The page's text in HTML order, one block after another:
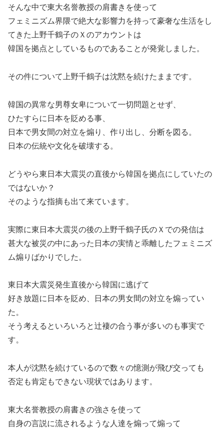
そんな中で東大名誉教授の肩書きを使って
フェミニズム界隈で絶大な影響力を持って豪奢な生活をし
てきた上野千鶴子のＸのアカウントは
韓国を拠点としているものであることが発覚しました。
その件について上野千鶴子は沈黙を続けたままです。
韓国の異常な男尊女卑について一切問題とせず、
ひたすらに日本を貶める事、
日本で男女間の対立を煽り、作り出し、分断を図る。
日本の伝統や文化を破壊する。
どうやら東日本大震災の直後から韓国を拠点にしていたの
ではないか？
そのような指摘も出て来ています。
実際に東日本大震災の後の上野千鶴子氏のＸでの発信は
甚大な被災の中にあった日本の実情と乖離したフェミニズ
ム煽りばかりでした。
東日本大震災発生直後から韓国に逃げて
好き放題に日本を貶め、日本の男女間の対立を煽ってい
た。
そう考えるといろいろと辻褄の合う事が多いのも事実で
す。
本人が沈黙を続けているので数々の憶測が飛び交っても
否定も肯定もできない現状ではあります。
東大名誉教授の肩書きの強さを使って
自身の言説に流されるような人達を煽って煽って